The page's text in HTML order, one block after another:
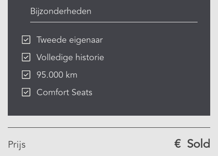
Bijzonderheden
Tweede eigenaar
Volledige historie
95.000 km
Comfort Seats
Prijs € Sold